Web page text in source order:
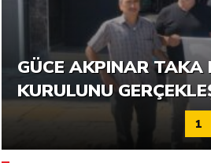
6. GÜCE TEKKEKÖY
KATILIMLA
GÜCE AKPINAR TAKA
KURULUNU
1